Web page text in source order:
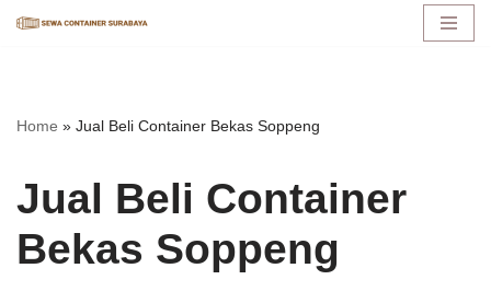
konten
Home » Jual Beli Container Bekas Soppeng
Jual Beli Container
Bekas Soppeng